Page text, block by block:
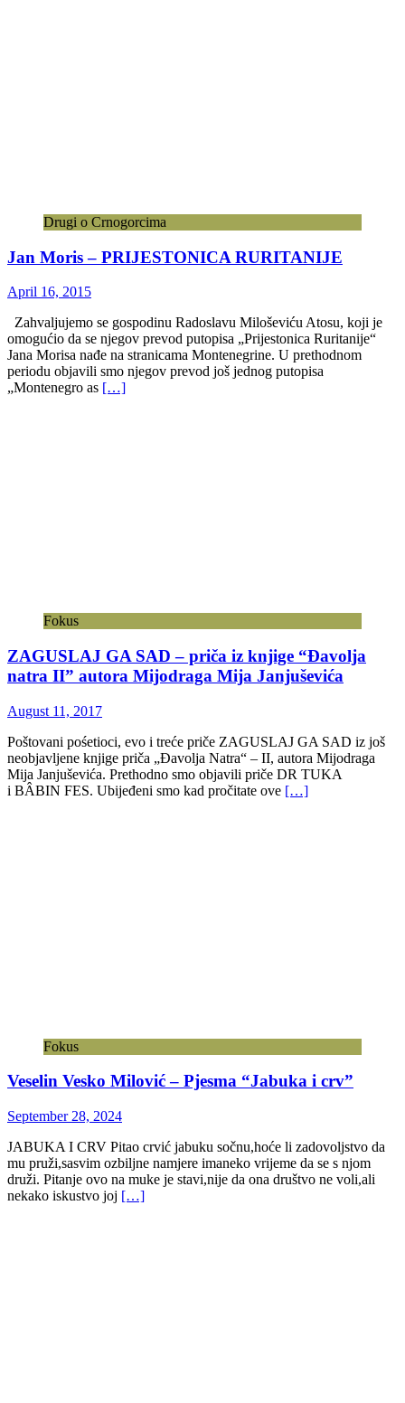
Drugi o Crnogorcima
Jan Moris – PRIJESTONICA RURITANIJE
April 16, 2015
Zahvaljujemo se gospodinu Radoslavu Miloševiću Atosu, koji je
omogućio da se njegov prevod putopisa „Prijestonica Ruritanije“
Jana Morisa nađe na stranicama Montenegrine. U prethodnom
periodu objavili smo njegov prevod još jednog putopisa
„Montenegro as […]
Fokus
ZAGUSLAJ GA SAD – priča iz knjige “Đavolja
natra II” autora Mijodraga Mija Janjuševića
August 11, 2017
Poštovani pośetioci, evo i treće priče ZAGUSLAJ GA SAD iz još
neobjavljene knjige priča „Đavolja Natra“ – II, autora Mijodraga
Mija Janjuševića. Prethodno smo objavili priče DR TUKA
i BÂBIN FES. Ubijeđeni smo kad pročitate ove […]
Fokus
Veselin Vesko Milović – Pjesma “Jabuka i crv”
September 28, 2024
JABUKA I CRV Pitao crvić jabuku sočnu,hoće li zadovoljstvo da
mu pruži,sasvim ozbiljne namjere imaneko vrijeme da se s njom
druži. Pitanje ovo na muke je stavi,nije da ona društvo ne voli,ali
nekako iskustvo joj […]